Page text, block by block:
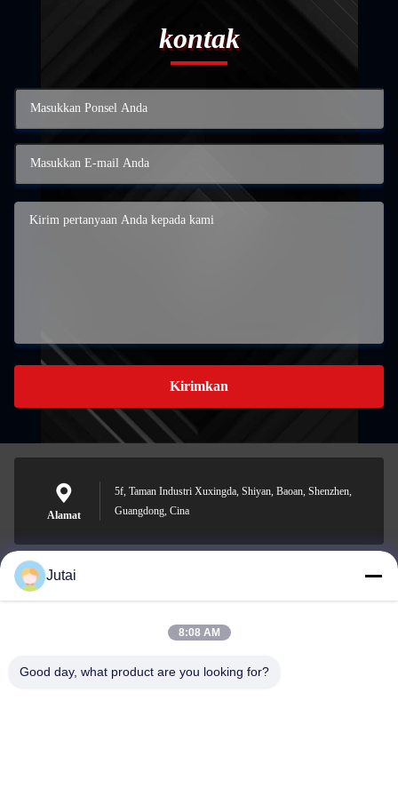
kontak
Kirimkan
Alamat
5f, Taman Industri Xuxingda, Shiyan, Baoan, Shenzhen,
Guangdong, Cina
jutaisales18@gmail.com
Jutai
8:08 AM
Good day, what product are you looking for?